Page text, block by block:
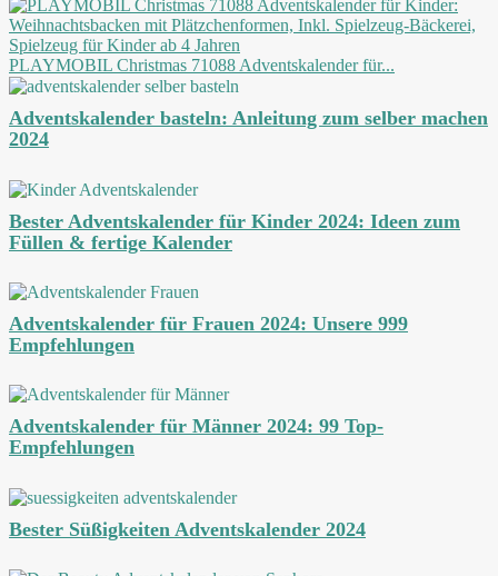
PLAYMOBIL Christmas 71088 Adventskalender für...
Adventskalender basteln: Anleitung zum selber machen
2024
Bester Adventskalender für Kinder 2024: Ideen zum
Füllen & fertige Kalender
Adventskalender für Frauen 2024: Unsere 999
Empfehlungen
Adventskalender für Männer 2024: 99 Top-
Empfehlungen
Bester Süßigkeiten Adventskalender 2024